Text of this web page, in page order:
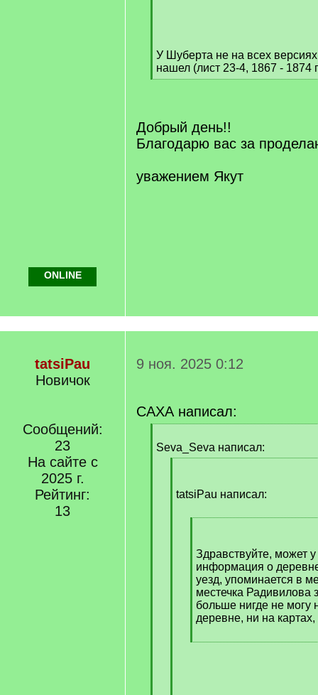
У Шуберта не на всех
нашел (лист 23-4, 1867 - 1874
[
]
Добрый день!!
Благодарю вас за
уважением Якут
ONLINE
tatsiPau
Новичок
Сообщений:
23
На сайте с
2025 г.
Рейтинг:
13
9 ноя. 2025 0:12
САХА написал:
q
Seva_Seva написал:
]tatsiPau написал:
]
Здравствуйте, может у
информация о
уезд, упоминается в
местечка Радивилова
больше нигде не могу
деревне, ни на картах,
[